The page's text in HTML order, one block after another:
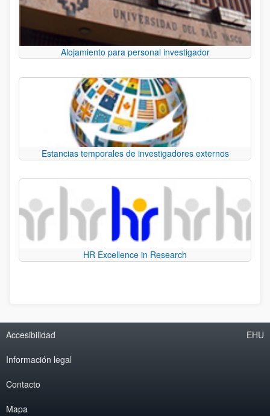
Alojamiento para personal investigador
Estancias temporales de investigadores externos
HR Excellence in Research
Accesibilidad
Información legal
Contacto
Mapa
EHU